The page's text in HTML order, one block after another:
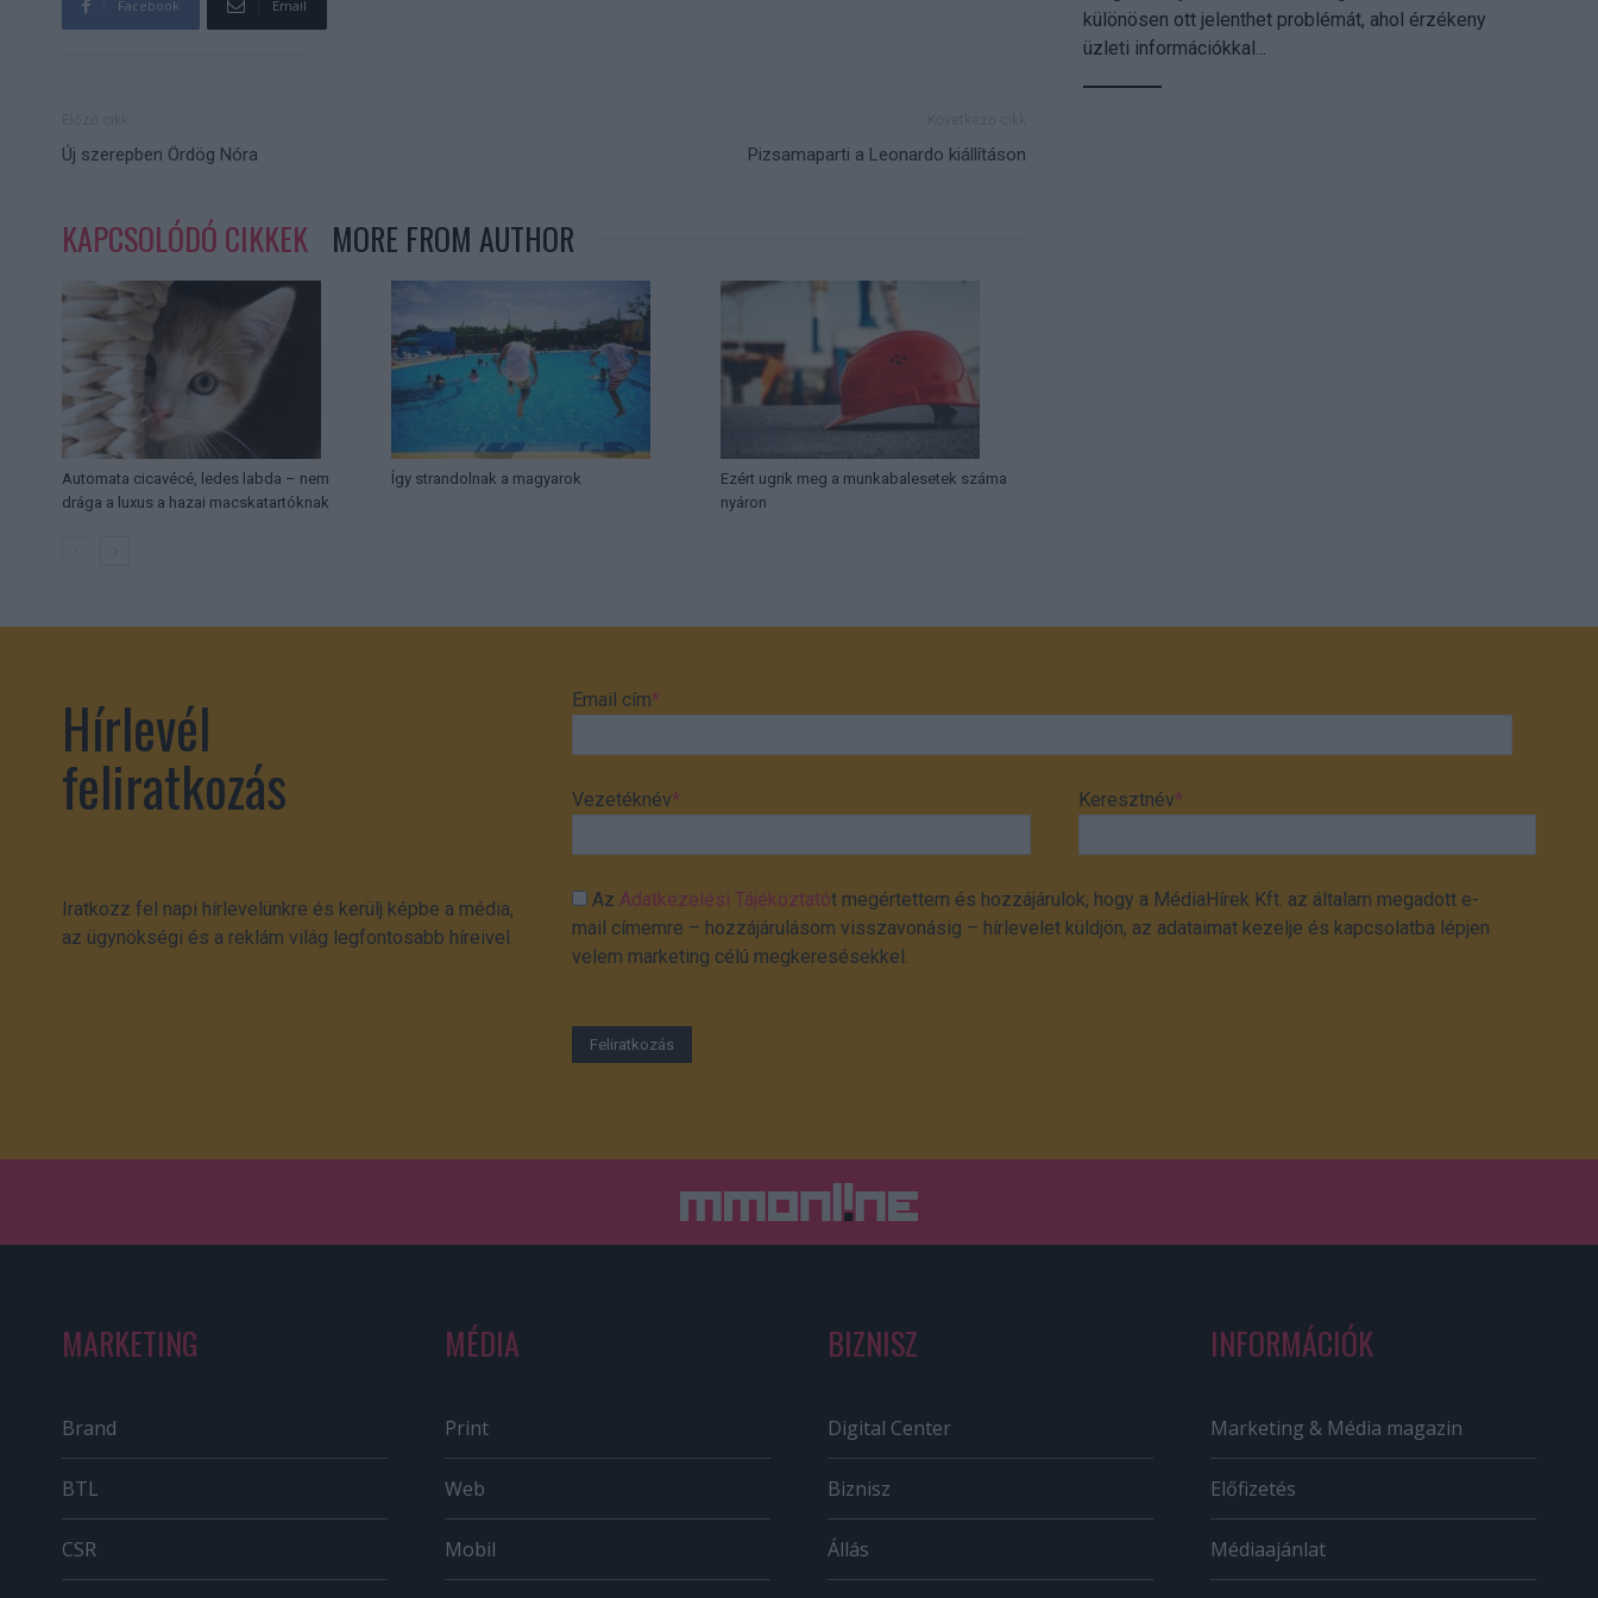
Facebook Email
Új szerepben Ördög Nóra Pizsamaparti a Leonardo kiállításon
KAPCSOLÓDÓ CIKKEK MORE FROM AUTHOR
Automata cicavécé, ledes labda – nem
drága a luxus a hazai macskatartóknak
Így strandolnak a magyarok
Ezért ugrik meg a munkabalesetek száma
nyáron
különösen ott jelenthet problémát, ahol érzékeny
üzleti információkkal...
Hírlevél
feliratkozás
Iratkozz fel napi hírlevelünkre és kerülj képbe a média,
az ügynökségi és a reklám világ legfontosabb híreivel.
Email cím*
Vezetéknév* Keresztnév*
Az Adatkezelési Tájékoztatót megértettem és hozzájárulok, hogy a MédiaHírek Kft. az általam megadott e-
mail címemre – hozzájárulásom visszavonásig – hírlevelet küldjön, az adataimat kezelje és kapcsolatba lépjen
velem marketing célú megkeresésekkel.
MARKETING
Brand
BTL
CSR
MÉDIA
Print
Web
Mobil
BIZNISZ
Digital Center
Biznisz
Állás
INFORMÁCIÓK
Marketing & Média magazin
Előfizetés
Médiaajánlat